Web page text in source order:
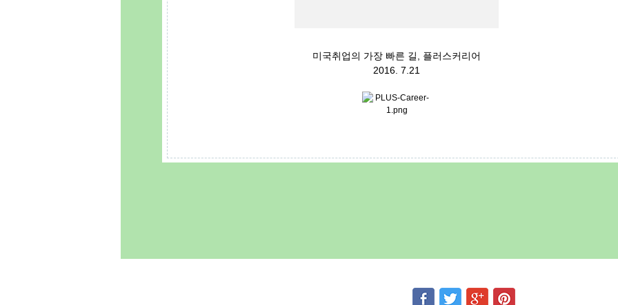
미국취업의 가장 빠른 길, 플러스커리어
2016. 7.21